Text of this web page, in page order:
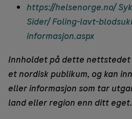
https://helsenorge.no/
Sider/ Foling-lavt-
informasjon.aspx
Innholdet på dette
et nordisk publikum, og kan
eller informasjon som tar
land eller region enn ditt eget.